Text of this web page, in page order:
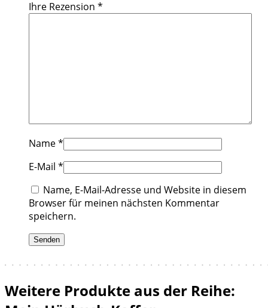
Ihre Rezension *
Name*
E-Mail *
Name, E-Mail-Adresse und Website in diesem
Browser für meinen nächsten Kommentar
speichern.
Weitere Produkte aus der Reihe: